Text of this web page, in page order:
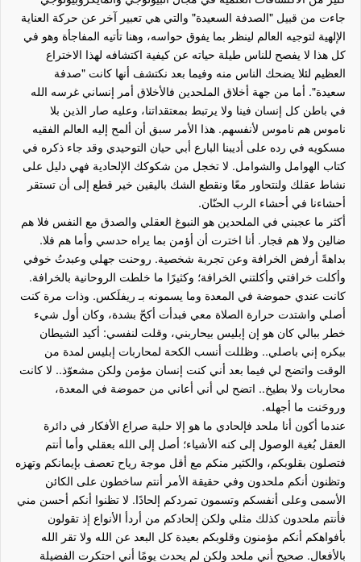
جاءت من قبيل "الصدفة السعيدة" والتي هي تعبير آخر عن حركة العناية
الإلهية لتوجيه العالم لينظر بما يفوق حواسه، وهنا تأتيه المفاجأة وهو في
كل هذا لا يفصح للناس طيلة حياته عن كيفية اكتشافه لهذا الاختراع
العظيم لئلا يضحك الناس منه وفيما بعد نكتشف أنها كانت "صدفة
سعيدة". أما من جهة أخلاق الملحدين فالأخلاق أمر إنساني غرسه الله
في باطن كل إنسان فينا ولا يرتبط بمعتقداتنا، وعليه صار الذين بلا
ناموس هم ناموس لأنفسهم. هذا الأمر سبق أن ألمح إليه العالم الفقيه
مسكويه في رده على أديبنا البارع أبي حيان التوحيدي وقد جاء ذكره في
كتاب الهوامل والشوامل. لا تخجل من شكوكك الإلحادية فهي دليل على
نشاط عقلك ولنتحاور معًا ونقطع الشك باليقين خير قطع إلى أن تستقر
أحشاءنا في أحشاء الرب الحنّان.
أكثر ما عجبني في الملحدين هو النبوغ العقلي والصدق مع النفس فلا هم
ضالين ولا هم فجار. أنا اخترت أن أؤمن بما يراه حدسي وأما هم فلا.
بداهةً أرفض الخرافة وعن تجربة شخصية. روحنت جهلي وعبدتُ خوفي
وأكلت خرافتي وأكلتني الخرافة؛ وكثيرًا ما خلطت الروحانية بالخرافة.
كانت عندي حموضة في المعدة وما يسمونه بـ ريفلَكس. وذات مرة كنت
أصلي واشتدت حرارة الصلاة معي فبدأت أكحّ بشدة، وكان أول شيء
خطر ببالي كان هو إن إبليس بيحاربني، وقلت لنفسي: أكيد الشيطان
بيكره إني باصلي.. وظللت أنسب الكحة لمحاربات إبليس لمدة من
الوقت واتضح لي فيما بعد أني كنت إنسان مؤمن ولكن مشعوّذ.. لا كانت
محاربات ولا بطيخ.. اتضح لي أني أعاني من حموضة في المعدة،
وروحَنت ما أجهله.
عندما أكون أنا ملحد فإلحادي ما هو إلا حلبة صراع الأفكار في دائرة
العقل بُغية الوصول إلى كنه الأشياء؛ أصل إلى الله بعقلي وأما أنتم
فتصلون بقلوبكم، والكثير منكم مع أقل موجة رياح تعصف بإيمانكم وتهزه
وتظنون أنكم ملحدون وفي حقيقة الأمر أنتم ساخطون على الكائن
الأسمى وعلى أنفسكم وتسمون تمردكم إلحادًا. لا تظنوا أنكم أحسن مني
فأنتم ملحدون كذلك مثلي ولكن إلحادكم من أردأ الأنواع إذ تقولون
بأفواهكم أنكم مؤمنون وقلوبكم بعيدة كل البعد عن الله ولا تقر الله
بالأفعال. صحيح أني ملحد ولكن لم يحدث يومًا أني احتكرت الفضيلة